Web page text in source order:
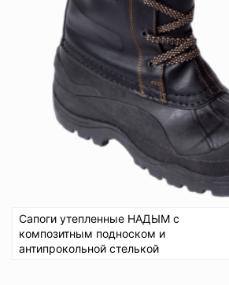
Сапоги утепленные НАДЫМ с
композитным подноском и
антипрокольной стелькой